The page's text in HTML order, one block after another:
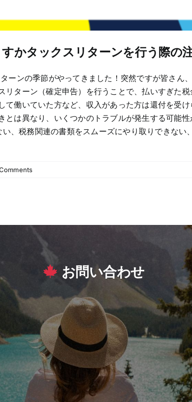
かタックスリターンを行う際の
ーンの季節がやってきました！突然ですが皆さん
ターン（確定申告）を行うことで、払いすぎた
働いていた方など、収入があった方は還付を受
は異なり、いくつかのトラブルが発生する可能
、税務関連の書類をスムーズにやり取りできない
お問い合わせ